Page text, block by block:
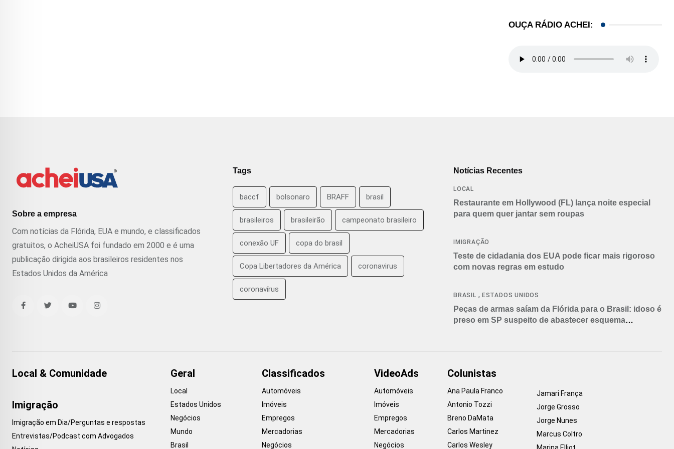
OUÇA RÁDIO ACHEI:
Sobre a empresa
Com notícias da Flórida, EUA e mundo, e classificados
gratuitos, o AcheiUSA foi fundado em 2000 e é uma
publicação dirigida aos brasileiros residentes nos
Estados Unidos da América
Tags
baccf bolsonaro BRAFF brasil
brasileiros brasileirão campeonato brasileiro
conexão UF copa do brasil
Copa Libertadores da América coronavirus
coronavírus
Notícias Recentes
LOCAL
Restaurante em Hollywood (FL) lança noite especial
para quem quer jantar sem roupas
IMIGRAÇÃO
Teste de cidadania dos EUA pode ficar mais rigoroso
com novas regras em estudo
BRASIL , ESTADOS UNIDOS
Peças de armas saíam da Flórida para o Brasil: idoso é
preso em SP suspeito de abastecer esquema
Local & Comunidade
Imigração
Imigração em Dia/Perguntas e respostas
Entrevistas/Podcast com Advogados
Geral
Local
Estados Unidos
Negócios
Mundo
Brasil
Classificados
Automóveis
Imóveis
Empregos
Mercadorias
Negócios
VideoAds
Automóveis
Imóveis
Empregos
Mercadorias
Negócios
Colunistas
Ana Paula Franco
Antonio Tozzi
Breno DaMata
Carlos Martinez
Carlos Wesley
Jamari França
Jorge Grosso
Jorge Nunes
Marcus Coltro